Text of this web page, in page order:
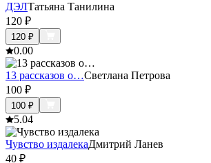
ДЭЛТатьяна Танилина
120 ₽
120 ₽
0.00
13 рассказов о…Светлана Петрова
100 ₽
100 ₽
5.04
Чувство издалекаДмитрий Ланев
40 ₽